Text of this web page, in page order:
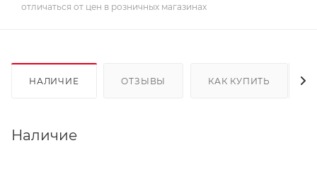
отличаться от цен в розничных магазинах
НАЛИЧИЕ ОТЗЫВЫ КАК КУПИТЬ
Наличие